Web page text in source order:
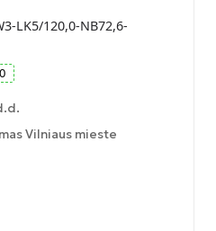
LK5/120,0-NB72,6-
Vilniaus mieste